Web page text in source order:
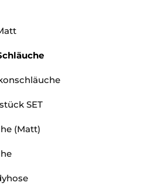
SET
(Matt)